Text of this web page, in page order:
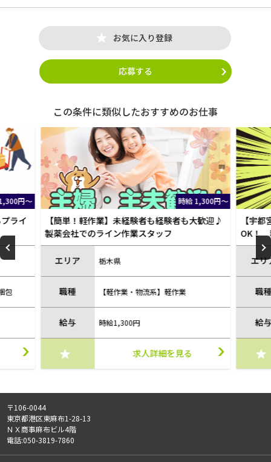
お気に入り登録
応募する
この条件に類似したおすすめのお仕事
円～
歓迎♪
時給 1,300円～
【宇都宮市平出工業団地】週払い・未経験
OK！ 精密機器等の梱包＆仕分け作業スタッ
フ
エリア
栃木県
職種 【軽作業・物流系】軽作業
給与
時給1,300円 ※週払い可（規定あ
り）
求人詳細を見る
【平
業♪ゴ
エリ
職
給
〒106-0044
東京都港区東麻布1-28-13
ＮＸ商事麻布ビル4階
電話:050-3819-7860